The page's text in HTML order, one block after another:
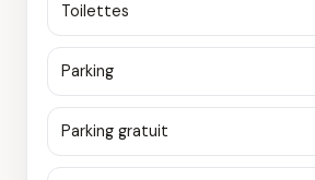
Toilettes
Parking
Parking gratuit